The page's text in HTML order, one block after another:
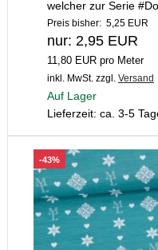
welcher zur Serie
Preis bisher: 5,25 EUR
nur: 2,95 EUR
11,80 EUR pro Meter
inkl. MwSt. zzgl. Versand
Auf Lager
Lieferzeit: ca. 3-5
-43%